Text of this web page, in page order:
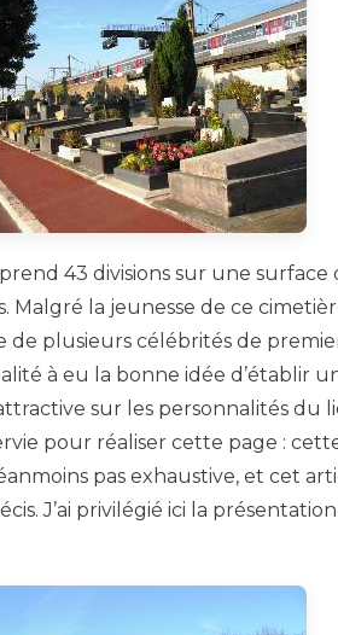
43 divisions sur une surface
Malgré la jeunesse de ce
de plusieurs célébrités de
à eu la bonne idée d’établir
sur les personnalités du
pour réaliser cette page :
pas exhaustive, et cet
J’ai privilégié ici la